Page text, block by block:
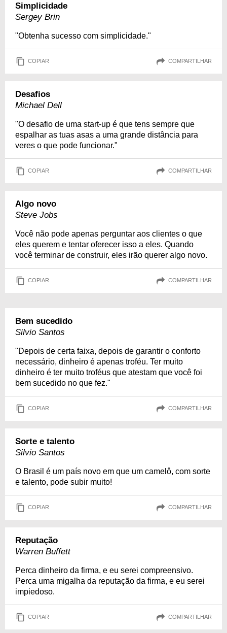
Simplicidade
Sergey Brin
"Obtenha sucesso com simplicidade."
COPIAR COMPARTILHAR
Desafios
Michael Dell
"O desafio de uma start-up é que tens sempre que
espalhar as tuas asas a uma grande distância para
veres o que pode funcionar."
COPIAR COMPARTILHAR
Algo novo
Steve Jobs
Você não pode apenas perguntar aos clientes o que
eles querem e tentar oferecer isso a eles. Quando
você terminar de construir, eles irão querer algo novo.
COPIAR COMPARTILHAR
Bem sucedido
Silvio Santos
"Depois de certa faixa, depois de garantir o conforto
necessário, dinheiro é apenas troféu. Ter muito
dinheiro é ter muito troféus que atestam que você foi
bem sucedido no que fez."
COPIAR COMPARTILHAR
Sorte e talento
Silvio Santos
O Brasil é um país novo em que um camelô, com sorte
e talento, pode subir muito!
COPIAR COMPARTILHAR
Reputação
Warren Buffett
Perca dinheiro da firma, e eu serei compreensivo.
Perca uma migalha da reputação da firma, e eu serei
impiedoso.
COPIAR COMPARTILHAR